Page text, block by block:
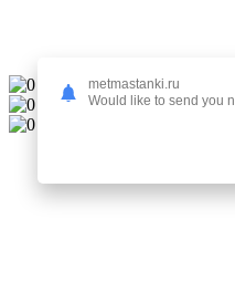
metmastanki.ru
Would like to send you